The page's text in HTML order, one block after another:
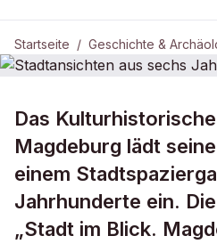
Startseite / Geschichte &
Stadtansichten aus
Jahrhunderten
Das
Magdeburg lädt
einem
Jahrhunderte ein.
„Stadt im Blick.